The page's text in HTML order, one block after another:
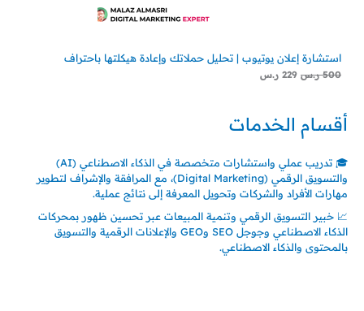
استشارة إعلان يوتيوب | تحليل حملاتك وإعادة هيكلتها باحتراف
500 ر.س 229 ر.س
أقسام الخدمات
🎓 تدريب عملي واستشارات متخصصة في الذكاء الاصطناعي (AI)
والتسويق الرقمي (Digital Marketing)، مع المرافقة والإشراف لتطوير
مهارات الأفراد والشركات وتحويل المعرفة إلى نتائج عملية.
📈 خبير التسويق الرقمي وتنمية المبيعات عبر تحسين ظهور بمحركات
الذكاء الاصطناعي وجوجل SEO وGEO والإعلانات الرقمية والتسويق
بالمحتوى والذكاء الاصطناعي.